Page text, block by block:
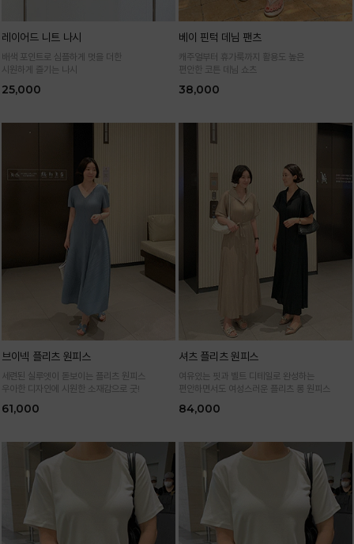
레이어드 니트 나시
배색 포인트로 심플하게 멋을 더한
시원하게 즐기는 나시
25,000
베이 핀턱 데님 팬츠
캐주얼부터 휴가룩까지 활용도 높은
편안한 코튼 데님 쇼츠
38,000
브이넥 플리츠 원피스
세련된 실루엣이 돋보이는 플리츠 원피스
우아한 디자인에 시원한 소재감으로 굿!
61,000
셔츠 플리츠 원피스
여유있는 핏과 벨트 디테일로 완성하는
편안하면서도 여성스러운 플리츠 롱 원피스
84,000